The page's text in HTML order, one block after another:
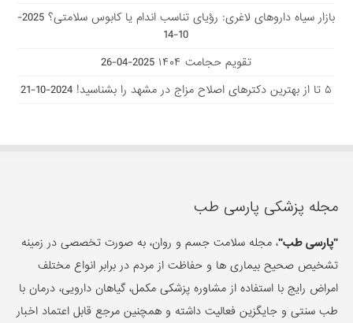
بازار سیاه داروهای لاغری: رؤیای تناسب اندام یا کابوس سلامتی؟
2025-
10-14
تقویم حجامت ۱۴۰۴
2025-04-26
۵ تا از بهترین دکتر‌های اصلاح مزاج در مشهد را بشناسید!
2024-10-21
مجله پزشکی پارسی طب
"پارسی طب"، مجله سلامت جسم و روان، به صورت تخصصی در زمینه
تشخیص صحیح بیماری ها و حفاظت از مردم در برابر انواع مختلف
امراض رایج با استفاده از مشاوره پزشکی مکمل، گیاهان دارویی، درمان با
طب سنتی و جایگزین فعالیت داشته و همچنین مرجع قابل اعتماد اخبار